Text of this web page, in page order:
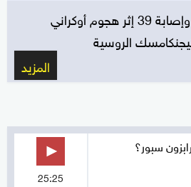
إعلام روسي: مقتل 12 وإصابة 39 إثر هجوم أوكراني
الروسية
المزيد
سبور؟
25:25